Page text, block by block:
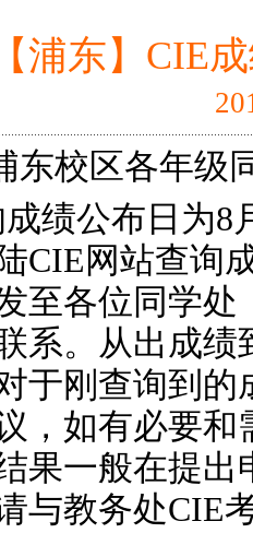
【浦东】CIE
东校区各年级
绩公布日为8
CIE网站查询
至各位同学
系。从出成
于刚查询到
，如有必要
果一般在提
与教务处CIE